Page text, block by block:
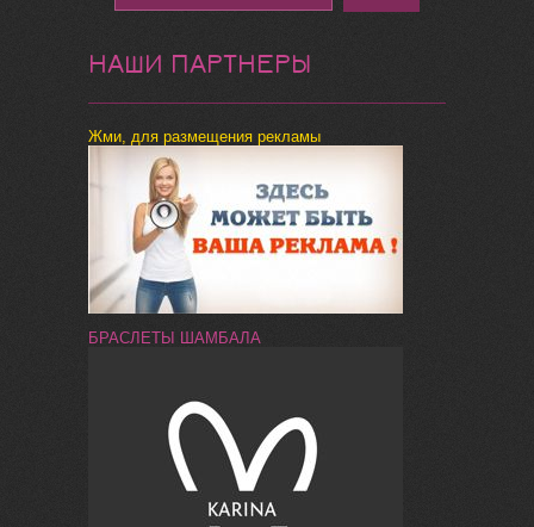
НАШИ ПАРТНЕРЫ
Жми, для размещения рекламы
БРАСЛЕТЫ ШАМБАЛА